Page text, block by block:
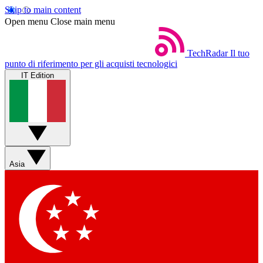
Skip to main content
Open menu Close main menu
TechRadar Il tuo
punto di riferimento per gli acquisti tecnologici
IT Edition
Asia